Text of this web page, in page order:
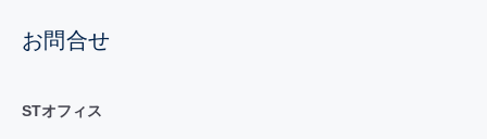
お問合せ
STオフィス